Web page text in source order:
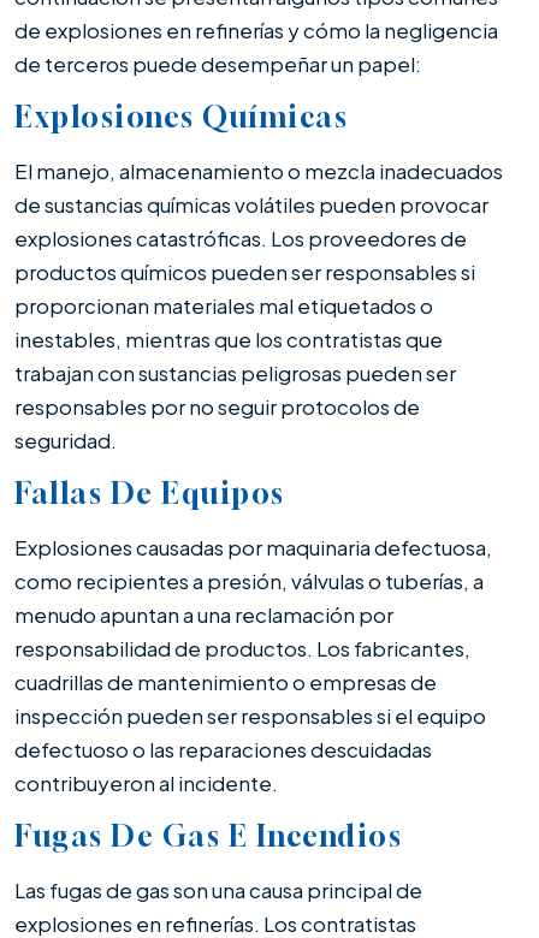
de explosiones en refinerías y cómo la negligencia
de terceros puede desempeñar un papel:
Explosiones Químicas
El manejo, almacenamiento o mezcla inadecuados
de sustancias químicas volátiles pueden provocar
explosiones catastróficas. Los proveedores de
productos químicos pueden ser responsables si
proporcionan materiales mal etiquetados o
inestables, mientras que los contratistas que
trabajan con sustancias peligrosas pueden ser
responsables por no seguir protocolos de
seguridad.
Fallas De Equipos
Explosiones causadas por maquinaria defectuosa,
como recipientes a presión, válvulas o tuberías, a
menudo apuntan a una reclamación por
responsabilidad de productos. Los fabricantes,
cuadrillas de mantenimiento o empresas de
inspección pueden ser responsables si el equipo
defectuoso o las reparaciones descuidadas
contribuyeron al incidente.
Fugas De Gas E Incendios
Las fugas de gas son una causa principal de
explosiones en refinerías. Los contratistas